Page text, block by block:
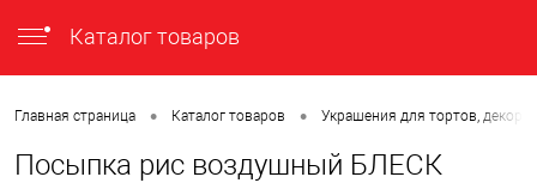
Каталог товаров
Главная страница • Каталог товаров • Украшения для тортов, декор
Посыпка рис воздушный БЛЕСК